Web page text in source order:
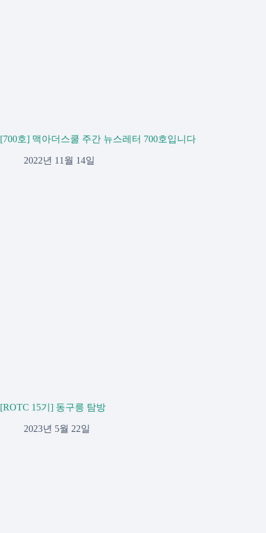
[700호] 맥아더스쿨 주간 뉴스레터 700호입니다
2022년 11월 14일
[ROTC 15기] 동구릉 탐방
2023년 5월 22일